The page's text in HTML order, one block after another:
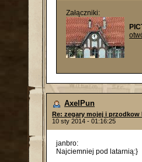
Załączniki:
AxelPun
Re: zegary mojej i przodkow
10 sty 2014 - 01:16:25
janbro:
Najciemniej pod latarnią:}